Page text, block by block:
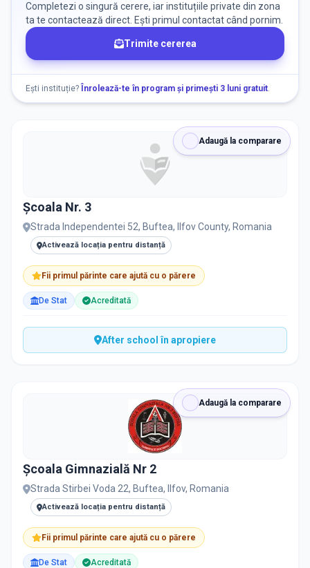
Nu există informații despre locuri libere
Nu există informații despre job-uri
PRIVAT / DE STAT
Toate Private De stat
Completezi o singură cerere, iar instituțiile private din zona
ta te contactează direct. Ești primul contactat când pornim.
Trimite cererea
Ești instituție? Înrolează-te în program și primești 3 luni gratuit.
Adaugă la comparare
Şcoala Nr. 3
Strada Independentei 52, Buftea, Ilfov County, Romania
Activează locația pentru distanță
Fii primul părinte care ajută cu o părere
De Stat Acreditată
After school în apropiere
Adaugă la comparare
Școala Gimnazială Nr 2
Strada Stirbei Voda 22, Buftea, Ilfov, Romania
Activează locația pentru distanță
Fii primul părinte care ajută cu o părere
De Stat Acreditată